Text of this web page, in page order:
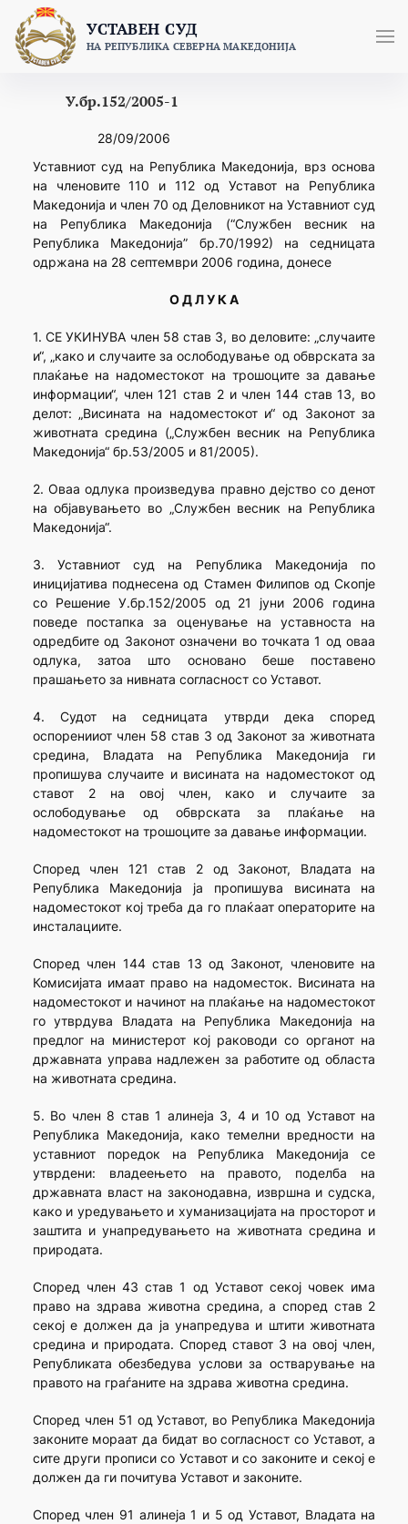
content
УСТАВЕН СУД
НА РЕПУБЛИКА СЕВЕРНА МАКЕДОНИЈА
У.бр.152/2005-1
28/09/2006
Уставниот суд на Република Македонија, врз основа
на членовите 110 и 112 од Уставот на Република
Македонија и член 70 од Деловникот на Уставниот суд
на Република Македонија (“Службен весник на
Република Македонија” бр.70/1992) на седницата
одржана на 28 септември 2006 година, донесе
О Д Л У К А
1. СЕ УКИНУВА член 58 став 3, во деловите: „случаите
и“, „како и случаите за ослободување од обврската за
плаќање на надоместокот на трошоците за давање
информации“, член 121 став 2 и член 144 став 13, во
делот: „Висината на надоместокот и“ од Законот за
животната средина („Службен весник на Република
Македонија“ бр.53/2005 и 81/2005).
2. Оваа одлука произведува правно дејство со денот
на објавувањето во „Службен весник на Република
Македонија“.
3. Уставниот суд на Република Македонија по
иницијатива поднесена од Стамен Филипов од Скопје
со Решение У.бр.152/2005 од 21 јуни 2006 година
поведе постапка за оценување на уставноста на
одредбите од Законот означени во точката 1 од оваа
одлука, затоа што основано беше поставено
прашањето за нивната согласност со Уставот.
4. Судот на седницата утврди дека според
оспоренииот член 58 став 3 од Законот за животната
средина, Владата на Република Македонија ги
пропишува случаите и висината на надоместокот од
ставот 2 на овој член, како и случаите за
ослободување од обврската за плаќање на
надоместокот на трошоците за давање информации.
Според член 121 став 2 од Законот, Владата на
Република Македонија ја пропишува висината на
надоместокот кој треба да го плаќаат операторите на
инсталациите.
Според член 144 став 13 од Законот, членовите на
Комисијата имаат право на надоместок. Висината на
надоместокот и начинот на плаќање на надоместокот
го утврдува Владата на Република Македонија на
предлог на министерот кој раководи со органот на
државната управа надлежен за работите од областа
на животната средина.
5. Во член 8 став 1 алинеја 3, 4 и 10 од Уставот на
Република Македонија, како темелни вредности на
уставниот поредок на Република Македонија се
утврдени: владеењето на правото, поделба на
државната власт на законодавна, извршна и судска,
како и уредувањето и хуманизацијата на просторот и
заштита и унапредувањето на животната средина и
природата.
Според член 43 став 1 од Уставот секој човек има
право на здрава животна средина, а според став 2
секој е должен да ја унапредува и штити животната
средина и природата. Според ставот 3 на овој член,
Републиката обезбедува услови за остварување на
правото на граѓаните на здрава животна средина.
Според член 51 од Уставот, во Република Македонија
законите мораат да бидат во согласност со Уставот, а
сите други прописи со Уставот и со законите и секој е
должен да ги почитува Уставот и законите.
Според член 91 алинеја 1 и 5 од Уставот, Владата на